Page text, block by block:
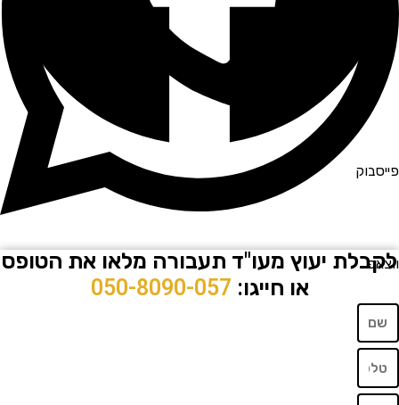
יעוץ מעו"ד תעבורה מלאו את הטופס
או חייגו:050-8090-057